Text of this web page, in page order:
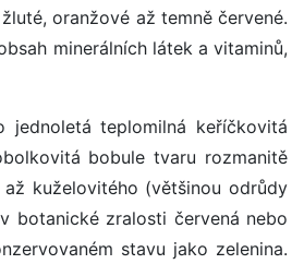
oranžové až temně červené.
minerálních látek a vitaminů,
teplomilná keříčkovitá
bobule tvaru rozmanitě
kuželovitého (většinou odrůdy
botanické zralosti červená nebo
stavu jako zelenina.